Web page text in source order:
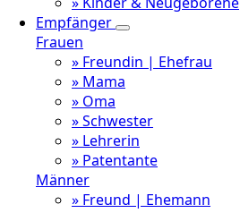
Empfänger
Frauen
» Freundin | Ehefrau
» Mama
» Oma
» Schwester
» Lehrerin
» Patentante
Männer
» Freund | Ehemann